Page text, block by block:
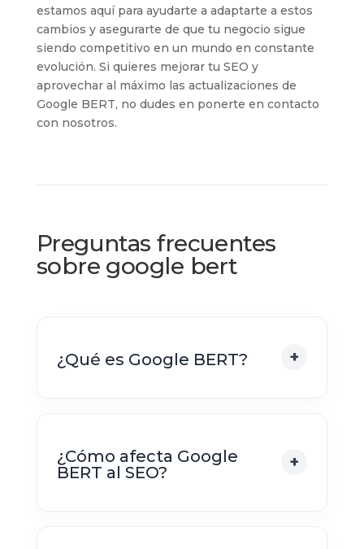
estamos aquí para ayudarte a adaptarte a estos
cambios y asegurarte de que tu negocio sigue
siendo competitivo en un mundo en constante
evolución. Si quieres mejorar tu SEO y
aprovechar al máximo las actualizaciones de
Google BERT, no dudes en ponerte en contacto
con nosotros.
Preguntas frecuentes
sobre google bert
¿Qué es Google BERT?
¿Cómo afecta Google
BERT al SEO?